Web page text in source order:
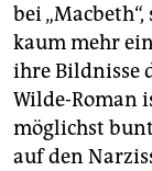
bei
kaum mehr
ihre Bildnisse
Wilde-Roman
möglichst
auf den